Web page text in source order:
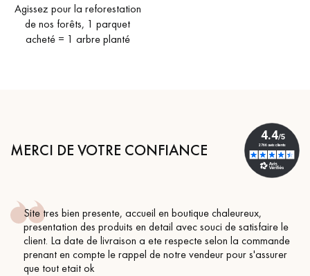
Demandez un rendez-vous personnalisé
Agissez pour la reforestation
de nos forêts, 1 parquet
acheté = 1 arbre planté
MERCI DE VOTRE CONFIANCE
Site tres bien presente, accueil en boutique chaleureux,
presentation des produits en detail avec souci de satisfaire le
client. La date de livraison a ete respecte selon la commande
prenant en compte le rappel de notre vendeur pour s'assurer
que tout etait ok